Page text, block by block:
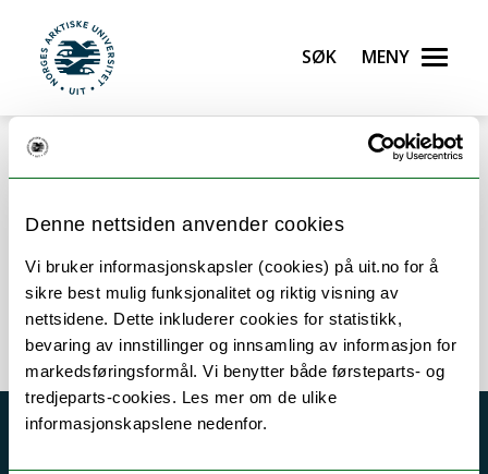
Denne nettsiden anvender cookies
Vi bruker informasjonskapsler (cookies) på uit.no for å
sikre best mulig funksjonalitet og riktig visning av
nettsidene. Dette inkluderer cookies for statistikk,
bevaring av innstillinger og innsamling av informasjon for
markedsføringsformål. Vi benytter både førsteparts- og
tredjeparts-cookies. Les mer om de ulike
informasjonskapslene nedenfor.
Gå til hovedinnhold
UiT Norges arktiske universitet
Søk Meny
Error rendering component
Tromboseforskning (TREC)